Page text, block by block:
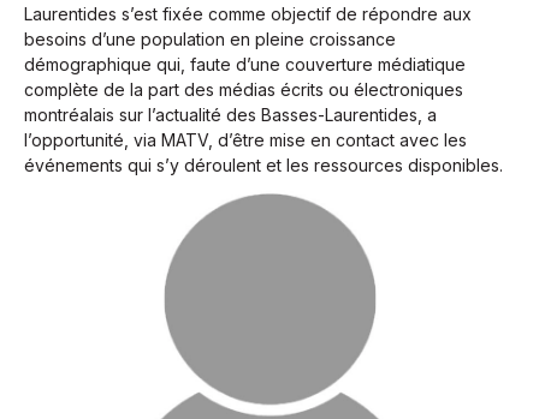
Laurentides s’est fixée comme objectif de répondre aux
besoins d’une population en pleine croissance
démographique qui, faute d’une couverture médiatique
complète de la part des médias écrits ou électroniques
montréalais sur l’actualité des Basses-Laurentides, a
l’opportunité, via MATV, d’être mise en contact avec les
événements qui s’y déroulent et les ressources disponibles.